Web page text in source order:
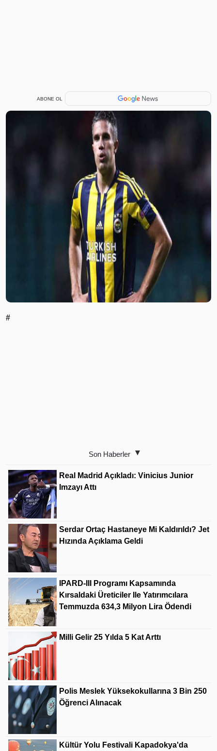
ABONE OL
#
Son Haberler
Real Madrid Açıkladı: Vinicius Junior
Imzayı Attı
Serdar Ortaç Hastaneye Mi Kaldırıldı? Jet
Hızında Açıklama Geldi
IPARD-III Programı Kapsamında
Kırsaldaki Üreticiler Ile Yatırımcılara
Temmuzda 634,3 Milyon Lira Ödendi
Milli Gelir 25 Yılda 5 Kat Arttı
Polis Meslek Yüksekokullarına 3 Bin 250
Öğrenci Alınacak
Kültür Yolu Festivali Kapadokya'da